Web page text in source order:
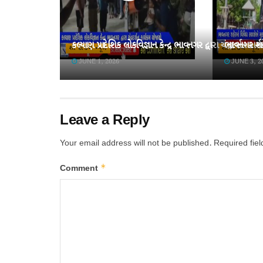
શો ટાઈમ ન્યૂઝ
કલ્યાણ પ્રાદેશિક લોકવિજ્ઞાન કેન્દ્ર ભાવનગર દ્વારા ચંદ્રદર્શન
JUNE 1, 2026
શો ટાઈમ ન્યૂઝ
ભાવનગર
JUNE 3,
Leave a Reply
Your email address will not be published. Required
Comment *